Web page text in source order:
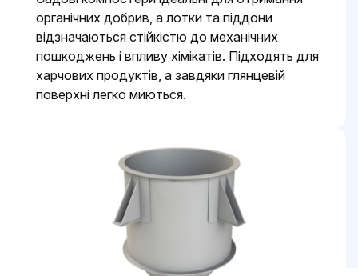
органічних добрив, а лотки та піддони
відзначаються стійкістю до механічних
пошкоджень і впливу хімікатів. Підходять для
харчових продуктів, а завдяки глянцевій
поверхні легко миються.